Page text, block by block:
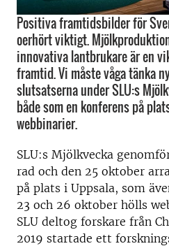
Positiva framtidsbilder för
oerhört viktigt.
innovativa lantbrukare är en
framtid. Vi måste våga tänka
slutsatserna under SLU:s
både som en konferens på
webbinarier.
SLU:s Mjölkvecka
rad och den 25 oktober
på plats i Uppsala, som
23 och 26 oktober hölls
SLU deltog forskare från
2019 startade ett